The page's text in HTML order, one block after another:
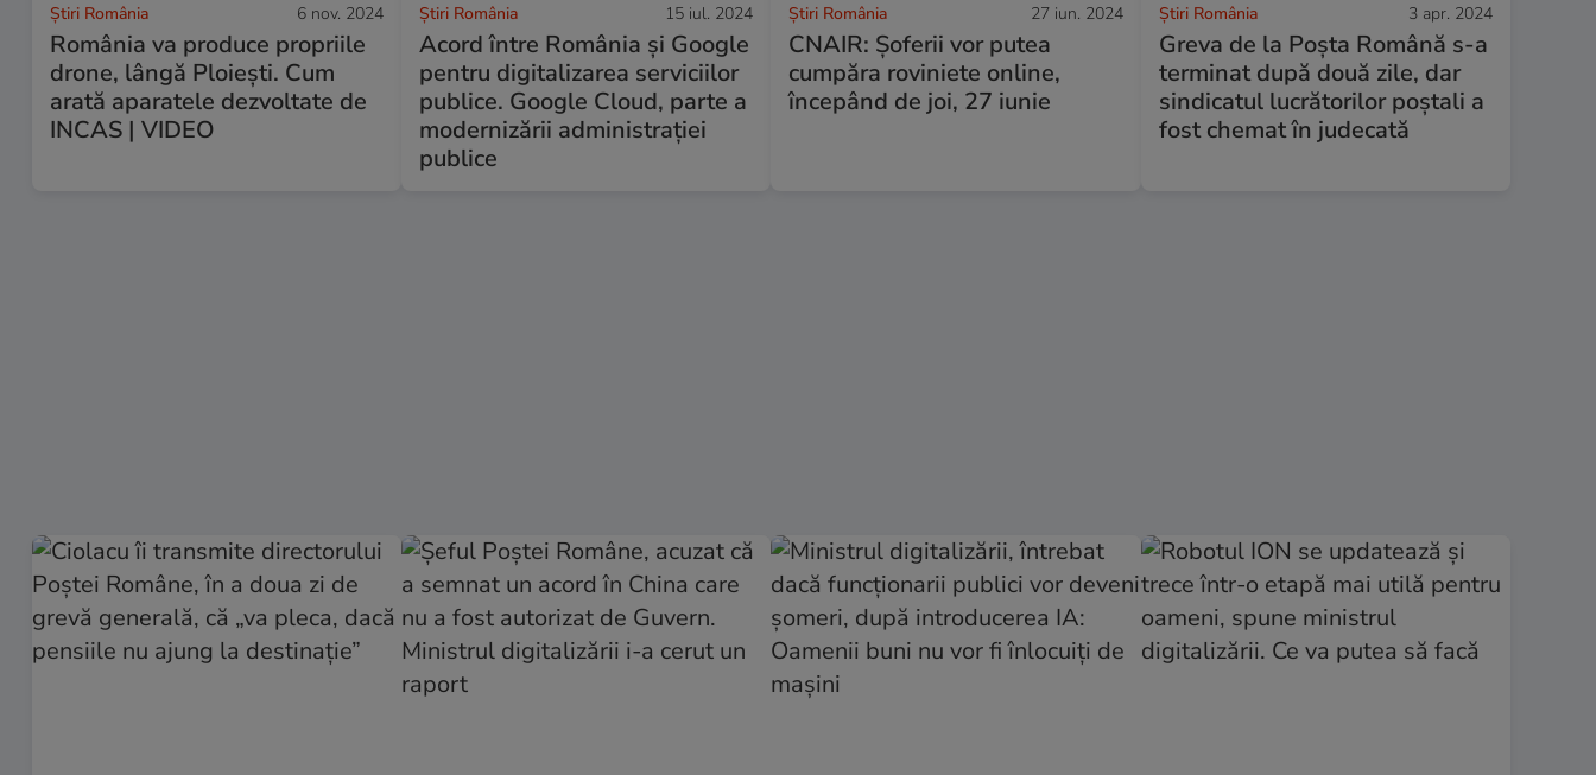
Știri România 6 nov. 2024
România va produce propriile
drone, lângă Ploiești. Cum
arată aparatele dezvoltate de
INCAS | VIDEO
Știri România 15 iul. 2024
Acord între România și Google
pentru digitalizarea serviciilor
publice. Google Cloud, parte a
modernizării administrației
publice
Știri România 27 iun. 2024
CNAIR: Șoferii vor putea
cumpăra roviniete online,
începând de joi, 27 iunie
Știri România 3 apr. 2024
Greva de la Poșta Română s-a
terminat după două zile, dar
sindicatul lucrătorilor poștali a
fost chemat în judecată